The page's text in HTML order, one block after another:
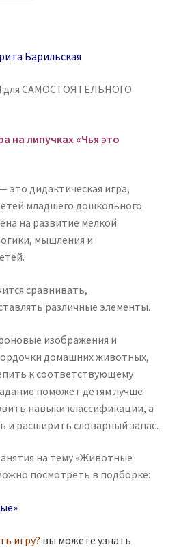
Барильская
для САМОСТОЯТЕЛЬНОГО
на липучках «Чья это
это дидактическая игра,
младшего дошкольного
на развитие мелкой
мышления и
сравнивать,
различные элементы.
изображения и
домашних животных,
к соответствующему
поможет детям лучше
навыки классификации, а
и расширить словарный запас.
на тему «Животные
посмотреть в подборке:
игру? вы можете узнать